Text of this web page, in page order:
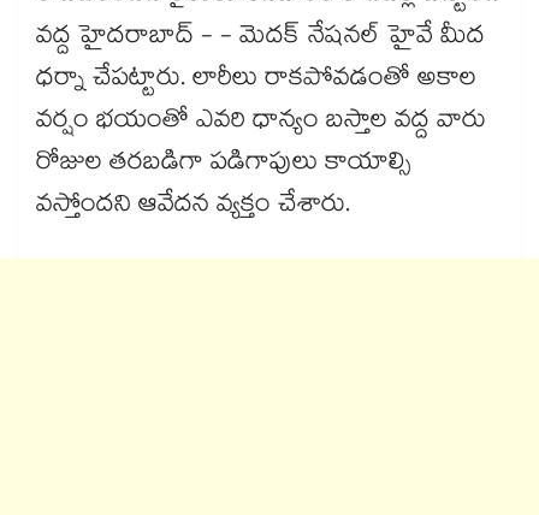
వద్ద హైదరాబాద్ - - మెదక్ నేషనల్​ హైవే మీద
ధర్నా చేపట్టారు. లారీలు రాకపోవడంతో అకాల
వర్షం భయంతో ఎవరి ధాన్యం బస్తాల వద్ద వారు
రోజుల తరబడిగా పడిగాపులు కాయాల్సి
వస్తోందని ఆవేదన వ్యక్తం చేశారు.